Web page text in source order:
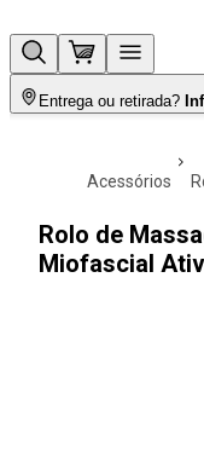
Entrega ou retirada?
acessórios
Rolo de
Miofascial